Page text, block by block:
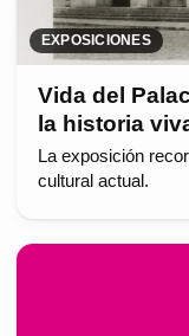
EXPOSICIONES
Vida del
la historia
La exposición
cultural actual.